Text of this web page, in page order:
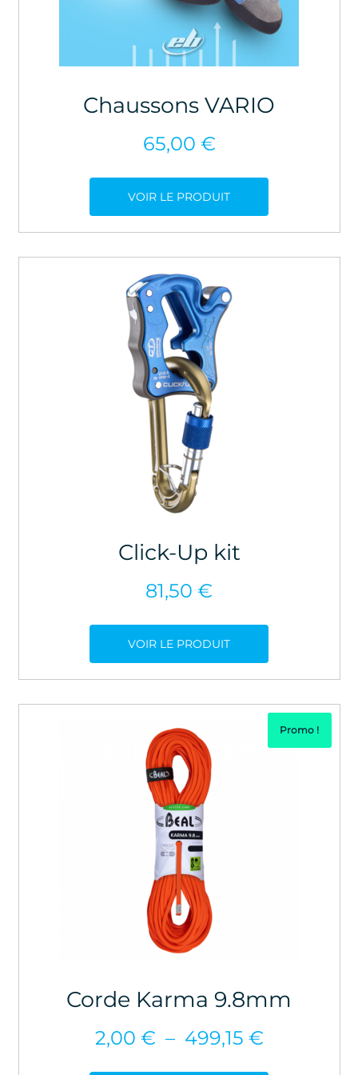
Chaussons VARIO
65,00 €
VOIR LE PRODUIT
Click-Up kit
81,50 €
VOIR LE PRODUIT
Promo !
Corde Karma 9.8mm
2,00 € – 499,15 €Plage